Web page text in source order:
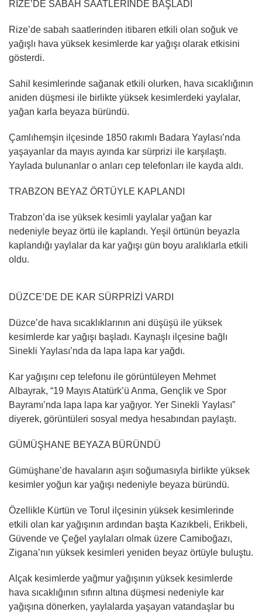
RİZE’DE SABAH SAATLERİNDE BAŞLADI
Rize’de sabah saatlerinden itibaren etkili olan soğuk ve
yağışlı hava yüksek kesimlerde kar yağışı olarak etkisini
gösterdi.
Sahil kesimlerinde sağanak etkili olurken, hava sıcaklığının
aniden düşmesi ile birlikte yüksek kesimlerdeki yaylalar,
yağan karla beyaza büründü.
Çamlıhemşin ilçesinde 1850 rakımlı Badara Yaylası’nda
yaşayanlar da mayıs ayında kar sürprizi ile karşılaştı.
Yaylada bulunanlar o anları cep telefonları ile kayda aldı.
TRABZON BEYAZ ÖRTÜYLE KAPLANDI
Trabzon’da ise yüksek kesimli yaylalar yağan kar
nedeniyle beyaz örtü ile kaplandı. Yeşil örtünün beyazla
kaplandığı yaylalar da kar yağışı gün boyu aralıklarla etkili
oldu.
DÜZCE’DE DE KAR SÜRPRİZİ VARDI
Düzce’de hava sıcaklıklarının ani düşüşü ile yüksek
kesimlerde kar yağışı başladı. Kaynaşlı ilçesine bağlı
Sinekli Yaylası’nda da lapa lapa kar yağdı.
Kar yağışını cep telefonu ile görüntüleyen Mehmet
Albayrak, “19 Mayıs Atatürk’ü Anma, Gençlik ve Spor
Bayramı’nda lapa lapa kar yağıyor. Yer Sinekli Yaylası”
diyerek, görüntüleri sosyal medya hesabından paylaştı.
GÜMÜŞHANE BEYAZA BÜRÜNDÜ
Gümüşhane’de havaların aşırı soğumasıyla birlikte yüksek
kesimler yoğun kar yağışı nedeniyle beyaza büründü.
Özellikle Kürtün ve Torul ilçesinin yüksek kesimlerinde
etkili olan kar yağışının ardından başta Kazıkbeli, Erikbeli,
Güvende ve Çeğel yaylaları olmak üzere Camiboğazı,
Zigana’nın yüksek kesimleri yeniden beyaz örtüyle buluştu.
Alçak kesimlerde yağmur yağışının yüksek kesimlerde
hava sıcaklığının sıfırın altına düşmesi nedeniyle kar
yağışına dönerken, yaylalarda yaşayan vatandaşlar bu